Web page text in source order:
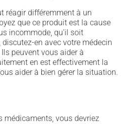
réagir différemment à un
que ce produit est la cause
incommode, qu'il soit
en avec votre médecin
peuvent vous aider à
en est effectivement la
aider à bien gérer la situation.
médicaments, vous devriez